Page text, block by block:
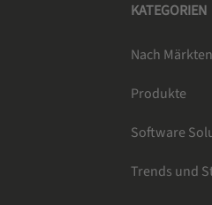
KATEGORIEN
Nach Märkten
Produkte
Software
Trends und